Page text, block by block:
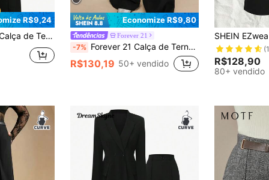
R$9,24
de Cor Sólida Plus Size
Economize R$9,80
Forever 21
-7% Forever 21 Calça de Terno Casual com Bolso, Cor Sólida, Plus Size, Versátil para Uso Diário
R$130,19 50+ vendido R$128,90
80+ vendido